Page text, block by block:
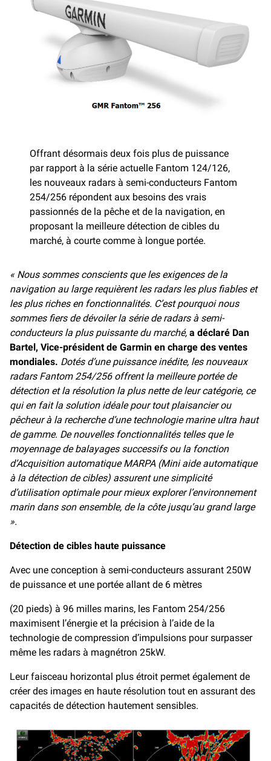
Offrant désormais deux fois plus de puissance
par rapport à la série actuelle Fantom 124/126,
les nouveaux radars à semi-conducteurs Fantom
254/256 répondent aux besoins des vrais
passionnés de la pêche et de la navigation, en
proposant la meilleure détection de cibles du
marché, à courte comme à longue portée.
« Nous sommes conscients que les exigences de la
navigation au large requièrent les radars les plus fiables et
les plus riches en fonctionnalités. C’est pourquoi nous
sommes fiers de dévoiler la série de radars à semi-
conducteurs la plus puissante du marché, a déclaré Dan
Bartel, Vice-président de Garmin en charge des ventes
mondiales. Dotés d’une puissance inédite, les nouveaux
radars Fantom 254/256 offrent la meilleure portée de
détection et la résolution la plus nette de leur catégorie, ce
qui en fait la solution idéale pour tout plaisancier ou
pêcheur à la recherche d’une technologie marine ultra haut
de gamme. De nouvelles fonctionnalités telles que le
moyennage de balayages successifs ou la fonction
d’Acquisition automatique MARPA (Mini aide automatique
à la détection de cibles) assurent une simplicité
d’utilisation optimale pour mieux explorer l’environnement
marin dans son ensemble, de la côte jusqu’au grand large
».
Détection de cibles haute puissance
Avec une conception à semi-conducteurs assurant 250W
de puissance et une portée allant de 6 mètres
(20 pieds) à 96 milles marins, les Fantom 254/256
maximisent l’énergie et la précision à l’aide de la
technologie de compression d’impulsions pour surpasser
même les radars à magnétron 25kW.
Leur faisceau horizontal plus étroit permet également de
créer des images en haute résolution tout en assurant des
capacités de détection hautement sensibles.